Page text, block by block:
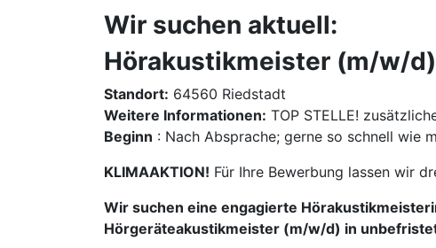
Wir suchen aktuell:
Hörakustikmeister (m/w/
Standort: 64560 Riedstadt
Weitere Informationen: TOP STELLE!
Beginn : Nach Absprache; gerne so schnell wie
KLIMAAKTION! Für Ihre Bewerbung lassen wir
Wir suchen eine engagierte
Hörgeräteakustikmeister (m/w/d) in